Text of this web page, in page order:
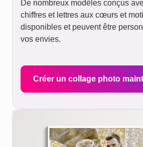
De nombreux modèles conçus
chiffres et lettres aux cœurs et
disponibles et peuvent être
vos envies.
Créer un collage photo